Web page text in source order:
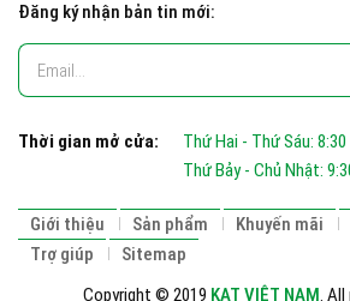
Đăng ký nhận bản tin mới:
Thời gian mở cửa:
Thứ Hai - Thứ Sáu: 8:30
Thứ Bảy - Chủ Nhật:
Giới thiệu Sản phẩm Khuyến mãi
Trợ giúp
Sitemap
Copyright © 2019 KAT VIỆT NAM. All